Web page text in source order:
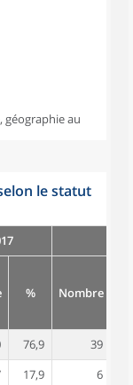
géographie au
le statut
% Nombre
76,9 39
17,9 6